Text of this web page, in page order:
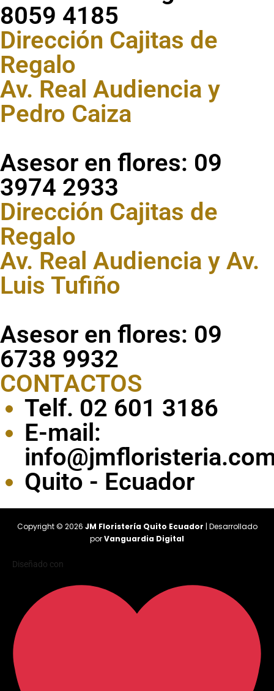
8059 4185
Dirección Cajitas de
Regalo
Av. Real Audiencia y
Pedro Caiza
Asesor en flores: 09
3974 2933
Dirección Cajitas de
Regalo
Av. Real Audiencia y Av.
Luis Tufiño
Asesor en flores: 09
6738 9932
CONTACTOS
Telf. 02 601 3186
E-mail:
Quito - Ecuador
Copyright © 2026 JM Floristería Quito Ecuador | Desarrollado
porVanguardia Digital
Diseñado con